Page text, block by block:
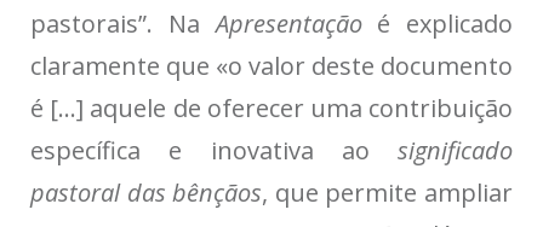
pastorais”. NaApresentaçãoé explicado
claramente que «o valor deste documento
é […] aquele de oferecer uma contribuição
específica e inovativa ao significado
pastoral das bênçãos, que permite ampliar